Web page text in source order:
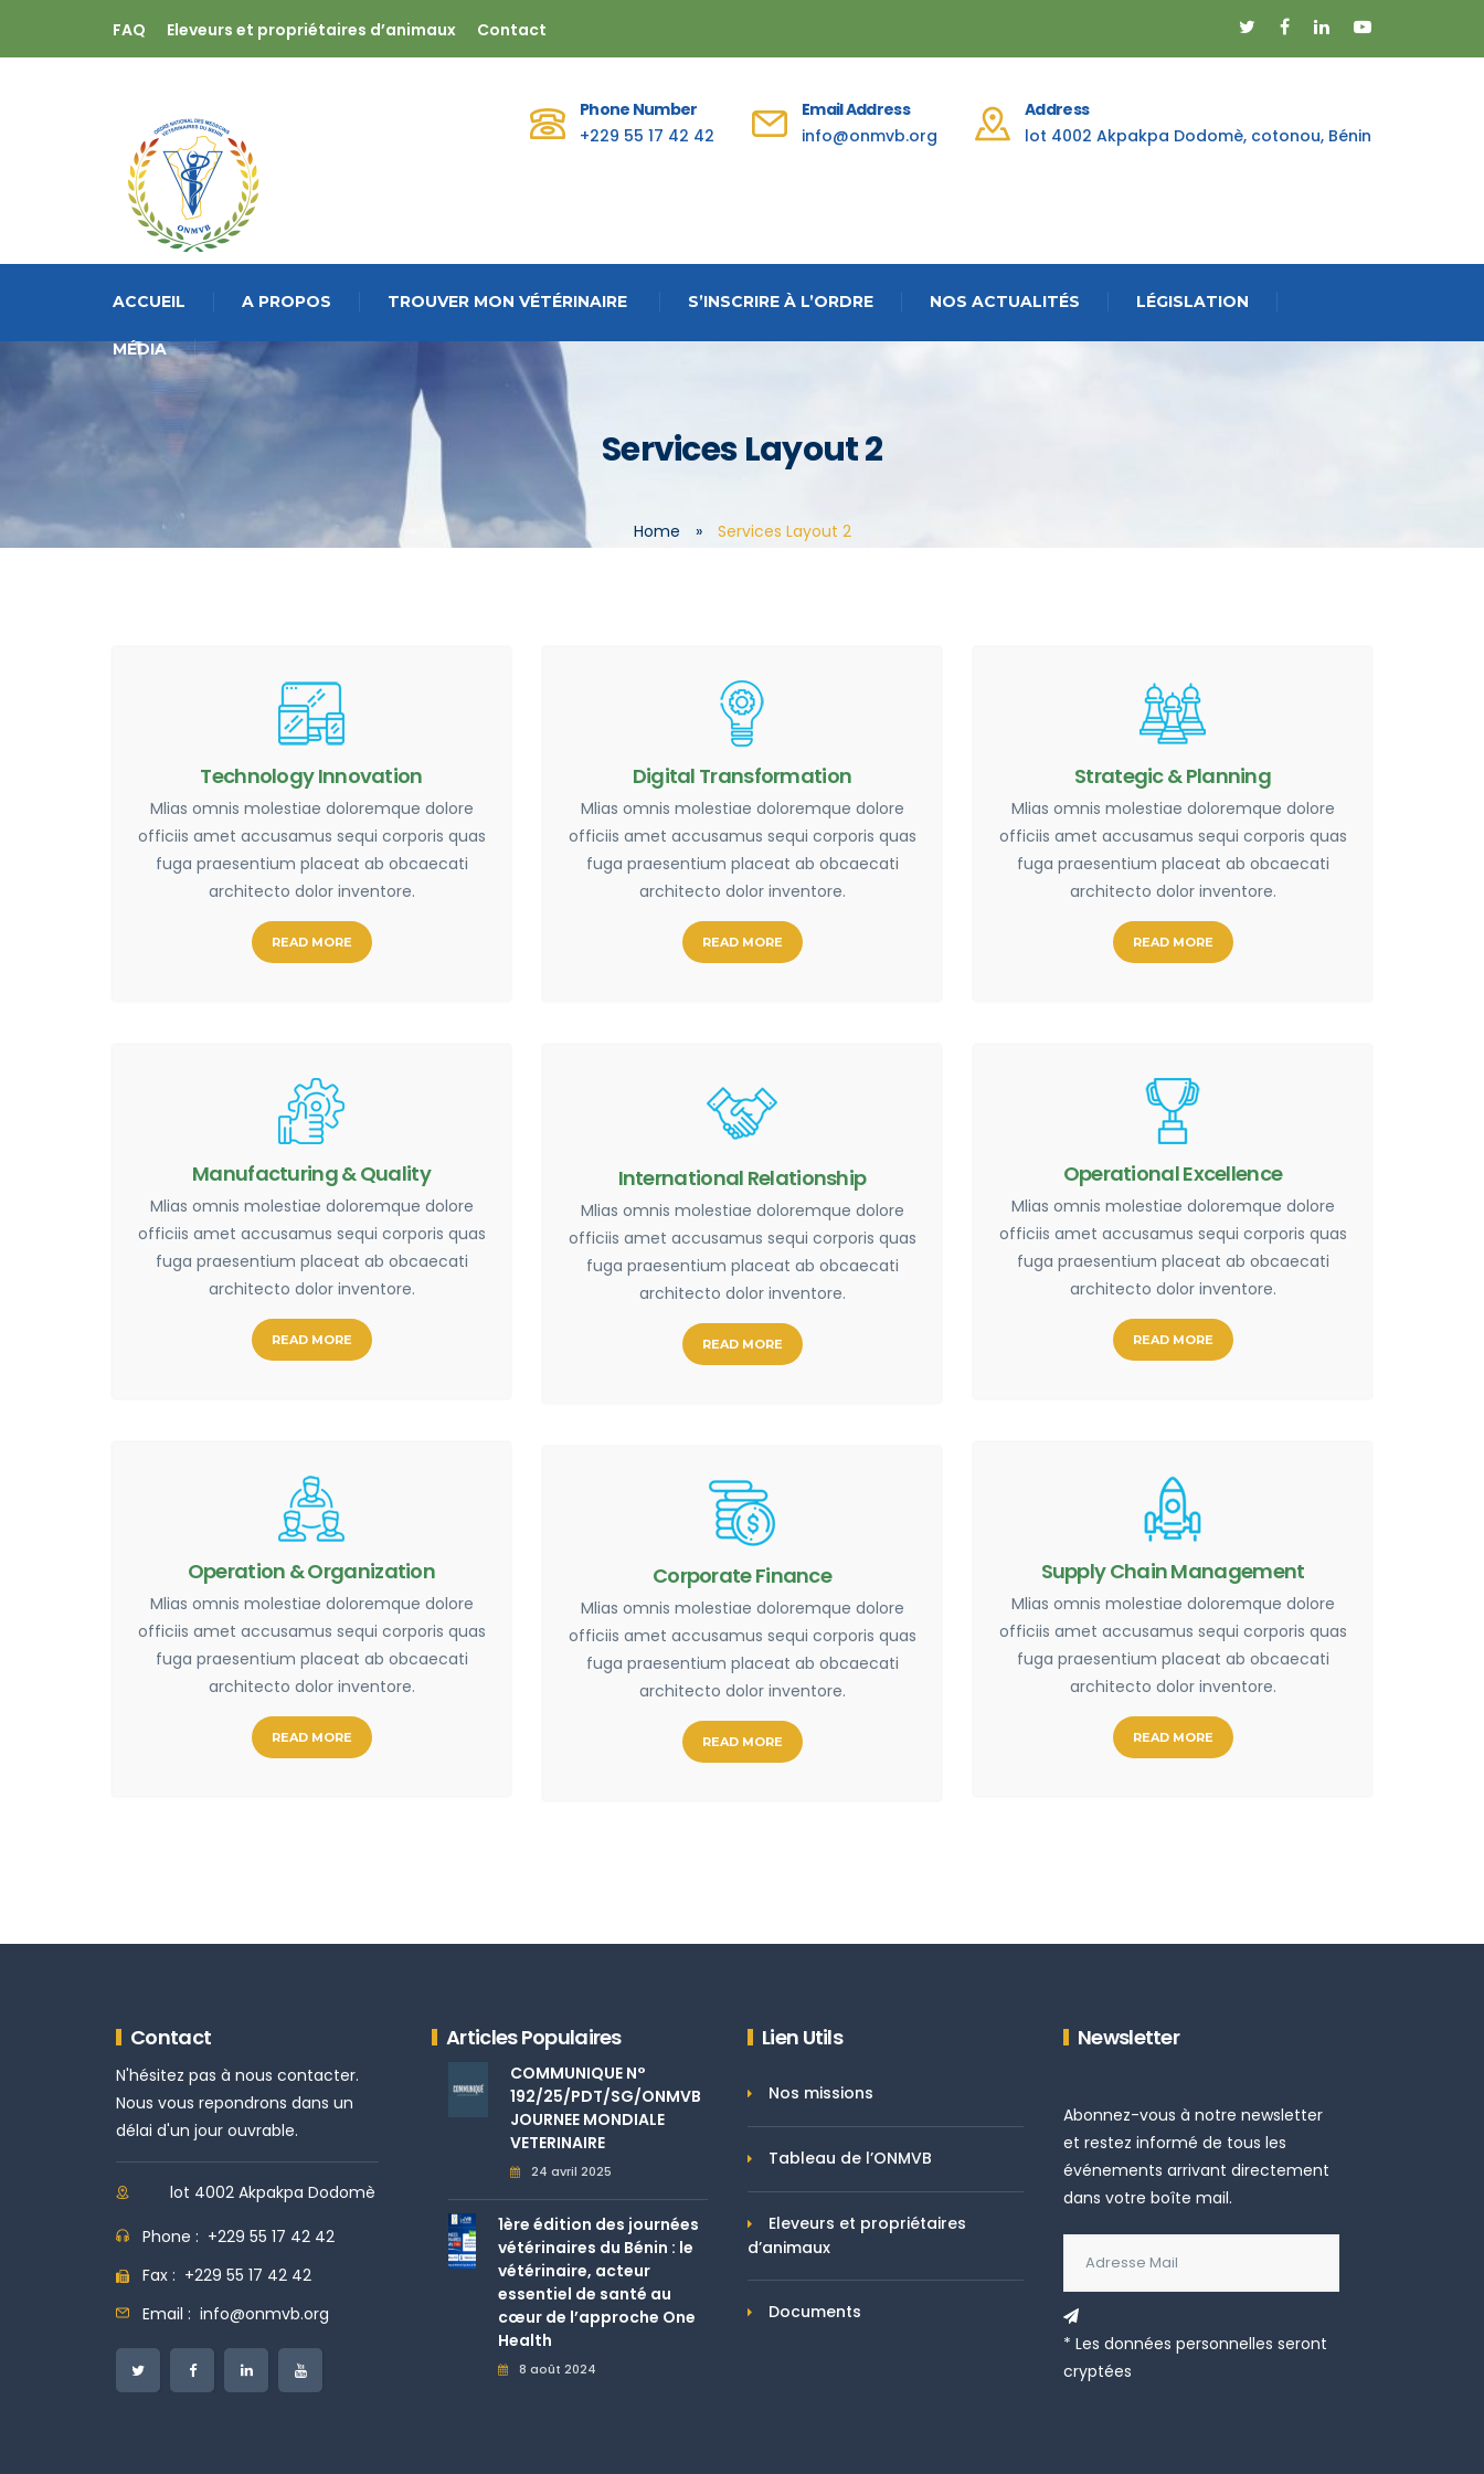
FAQ Eleveurs et propriétaires d’animaux Contact
Phone Number
+229 55 17 42 42
Email Address
info@onmvb.org
Address
lot 4002 Akpakpa Dodomè, cotonou, Bénin
ACCUEIL A PROPOS TROUVER MON VÉTÉRINAIRE S’INSCRIRE À L’ORDRE NOS ACTUALITÉS LÉGISLATION
MÉDIA
Services Layout 2
Home » Services Layout 2
Technology Innovation
Mlias omnis molestiae doloremque dolore
officiis amet accusamus sequi corporis quas
fuga praesentium placeat ab obcaecati
architecto dolor inventore.
READ MORE
Manufacturing & Quality
Mlias omnis molestiae doloremque dolore
officiis amet accusamus sequi corporis quas
fuga praesentium placeat ab obcaecati
architecto dolor inventore.
READ MORE
Operation & Organization
Mlias omnis molestiae doloremque dolore
officiis amet accusamus sequi corporis quas
fuga praesentium placeat ab obcaecati
architecto dolor inventore.
READ MORE
Digital Transformation
Mlias omnis molestiae doloremque dolore
officiis amet accusamus sequi corporis quas
fuga praesentium placeat ab obcaecati
architecto dolor inventore.
READ MORE
International Relationship
Mlias omnis molestiae doloremque dolore
officiis amet accusamus sequi corporis quas
fuga praesentium placeat ab obcaecati
architecto dolor inventore.
READ MORE
Corporate Finance
Mlias omnis molestiae doloremque dolore
officiis amet accusamus sequi corporis quas
fuga praesentium placeat ab obcaecati
architecto dolor inventore.
READ MORE
Strategic & Planning
Mlias omnis molestiae doloremque dolore
officiis amet accusamus sequi corporis quas
fuga praesentium placeat ab obcaecati
architecto dolor inventore.
READ MORE
Operational Excellence
Mlias omnis molestiae doloremque dolore
officiis amet accusamus sequi corporis quas
fuga praesentium placeat ab obcaecati
architecto dolor inventore.
READ MORE
Supply Chain Management
Mlias omnis molestiae doloremque dolore
officiis amet accusamus sequi corporis quas
fuga praesentium placeat ab obcaecati
architecto dolor inventore.
READ MORE
Contact
N'hésitez pas à nous contacter.
Nous vous repondrons dans un
délai d'un jour ouvrable.
lot 4002 Akpakpa Dodomè
Phone : +229 55 17 42 42
Fax : +229 55 17 42 42
Email : info@onmvb.org
Articles Populaires
COMMUNIQUE N°
192/25/PDT/SG/ONMVB
JOURNEE MONDIALE
VETERINAIRE
24 avril 2025
1ère édition des journées
vétérinaires du Bénin : le
vétérinaire, acteur
essentiel de santé au
cœur de l’approche One
Health
8 août 2024
Lien Utils
Nos missions
Tableau de l’ONMVB
Eleveurs et propriétaires
d’animaux
Documents
Newsletter
Abonnez-vous à notre newsletter
et restez informé de tous les
événements arrivant directement
dans votre boîte mail.
* Les données personnelles seront
cryptées